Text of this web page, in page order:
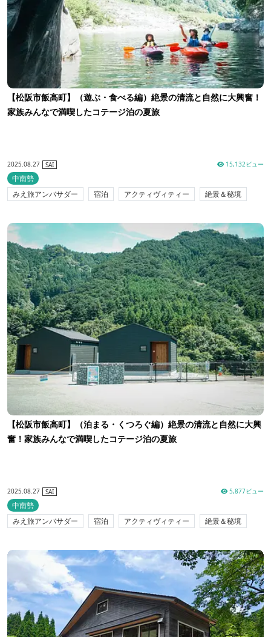
【松阪市飯高町】（遊ぶ・食べる編）絶景の清流と自然に大興奮！
家族みんなで満喫したコテージ泊の夏旅
2025.08.27 SAI 15,132ビュー
中南勢
みえ旅アンバサダー
宿泊 アクティヴィティー 絶景＆秘境
【松阪市飯高町】（泊まる・くつろぐ編）絶景の清流と自然に大興
奮！家族みんなで満喫したコテージ泊の夏旅
2025.08.27 SAI 5,877ビュー
中南勢
みえ旅アンバサダー
宿泊 アクティヴィティー 絶景＆秘境